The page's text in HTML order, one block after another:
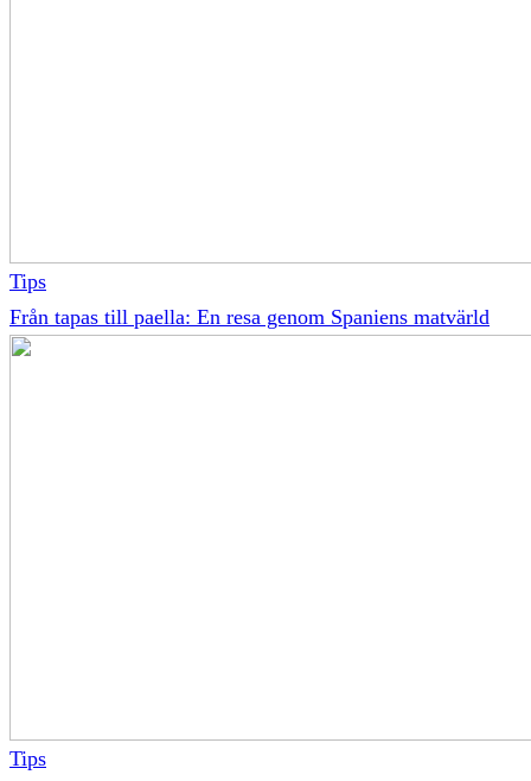
Tips
Från tapas till paella: En resa genom Spaniens matvärld
Tips